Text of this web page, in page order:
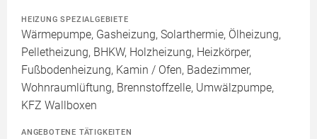
HEIZUNG SPEZIALGEBIETE
Wärmepumpe, Gasheizung, Solarthermie, Ölheizung,
Pelletheizung, BHKW, Holzheizung, Heizkörper,
Fußbodenheizung, Kamin / Ofen, Badezimmer,
Wohnraumlüftung, Brennstoffzelle, Umwälzpumpe,
KFZ Wallboxen
ANGEBOTENE TÄTIGKEITEN